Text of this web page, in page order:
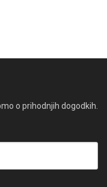
o prihodnjih dogodkih.